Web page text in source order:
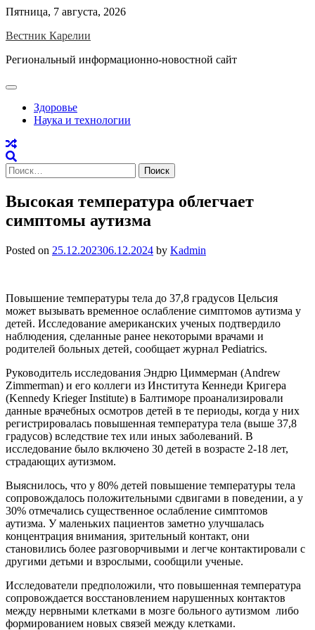
Skip
content
Пятница, 7 августа, 2026
Вестник Карелии
Региональный информационно-новостной сайт
Здоровье
Наука и технологии
Найти:
Высокая температура облегчает
симптомы аутизма
Posted on 25.12.202306.12.2024 by Kadmin
Повышение температуры тела до 37,8 градусов Цельсия
может вызывать временное ослабление симптомов аутизма у
детей. Исследование американских ученых подтвердило
наблюдения, сделанные ранее некоторыми врачами и
родителей больных детей, сообщает журнал Pediatrics.
Руководитель исследования Эндрю Циммерман (Andrew
Zimmerman) и его коллеги из Института Кеннеди Кригера
(Kennedy Krieger Institute) в Балтиморе проанализировали
данные врачебных осмотров детей в те периоды, когда у них
регистрировалась повышенная температура тела (выше 37,8
градусов) вследствие тех или иных заболеваний. В
исследование было включено 30 детей в возрасте 2-18 лет,
страдающих аутизмом.
Выяснилось, что у 80% детей повышение температуры тела
сопровождалось положительными сдвигами в поведении, а у
30% отмечались существенное ослабление симптомов
аутизма. У маленьких пациентов заметно улучшалась
концентрация внимания, зрительный контакт, они
становились более разговорчивыми и легче контактировали с
другими детьми и взрослыми, сообщили ученые.
Исследователи предположили, что повышенная температура
сопровождается восстановлением нарушенных контактов
между нервными клетками в мозге больного аутизмом либо
формированием новых связей между клетками.